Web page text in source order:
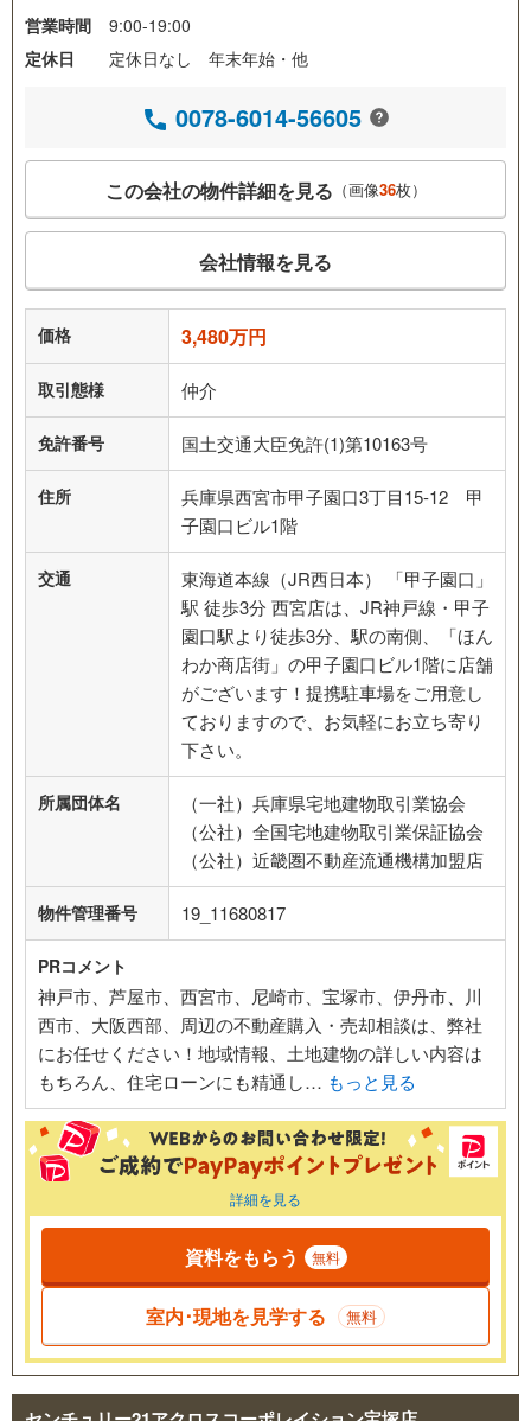
営業時間
9:00-19:00
定休日
定休日なし 年末年始・他
0078-6014-56605
この会社の物件詳細を見る （画像36枚）
会社情報を見る
価格 3,480万円
取引態様 仲介
免許番号 国土交通大臣免許(1)第10163号
住所
兵庫県西宮市甲子園口3丁目15-12 甲
子園口ビル1階
交通
東海道本線（JR西日本） 「甲子園口」
駅 徒歩3分 西宮店は、JR神戸線・甲子
園口駅より徒歩3分、駅の南側、「ほん
わか商店街」の甲子園口ビル1階に店舗
がございます！提携駐車場をご用意し
ておりますので、お気軽にお立ち寄り
下さい。
所属団体名
（一社）兵庫県宅地建物取引業協会
（公社）全国宅地建物取引業保証協会
（公社）近畿圏不動産流通機構加盟店
物件管理番号 19_11680817
PRコメント
神戸市、芦屋市、西宮市、尼崎市、宝塚市、伊丹市、川
西市、大阪西部、周辺の不動産購入・売却相談は、弊社
にお任せください！地域情報、土地建物の詳しい内容は
もちろん、住宅ローンにも精通し… もっと見る
詳細を見る
資料をもらう 無料
室内･現地を見学する 無料